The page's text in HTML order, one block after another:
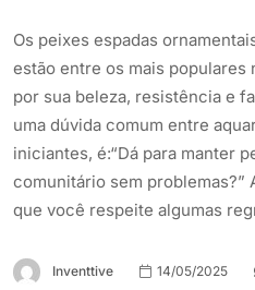
Os peixes espadas
estão entre os mais populares
por sua beleza, resistência e
uma dúvida comum entre
iniciantes, é:“Dá para manter
comunitário sem problemas?”
que você respeite algumas
Inventtive 14/05/2025